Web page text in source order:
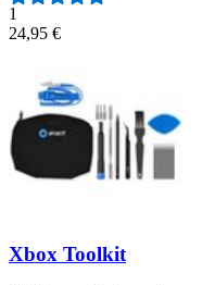
1
24,95 €
Xbox Toolkit